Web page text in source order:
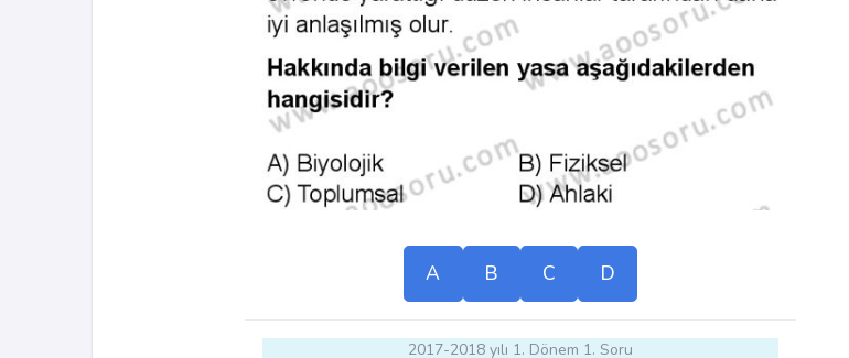
A B C D
2017-2018 yılı 1. Dönem 1. Soru